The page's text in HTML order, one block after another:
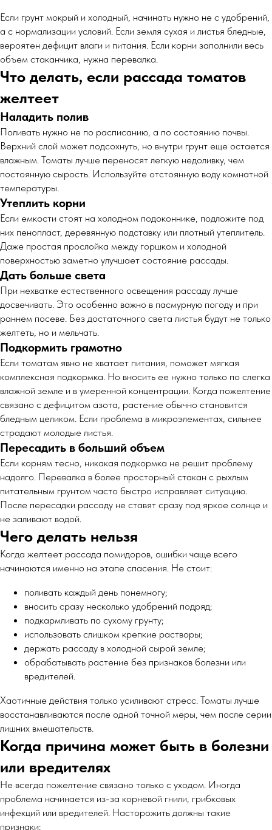
Если грунт мокрый и холодный, начинать нужно не с удобрений,
а с нормализации условий. Если земля сухая и листья бледные,
вероятен дефицит влаги и питания. Если корни заполнили весь
объем стаканчика, нужна перевалка.
Что делать, если рассада томатов
желтеет
Наладить полив
Поливать нужно не по расписанию, а по состоянию почвы.
Верхний слой может подсохнуть, но внутри грунт еще остается
влажным. Томаты лучше переносят легкую недоливку, чем
постоянную сырость. Используйте отстоянную воду комнатной
температуры.
Утеплить корни
Если емкости стоят на холодном подоконнике, подложите под
них пенопласт, деревянную подставку или плотный утеплитель.
Даже простая прослойка между горшком и холодной
поверхностью заметно улучшает состояние рассады.
Дать больше света
При нехватке естественного освещения рассаду лучше
досвечивать. Это особенно важно в пасмурную погоду и при
раннем посеве. Без достаточного света листья будут не только
желтеть, но и мельчать.
Подкормить грамотно
Если томатам явно не хватает питания, поможет мягкая
комплексная подкормка. Но вносить ее нужно только по слегка
влажной земле и в умеренной концентрации. Когда пожелтение
связано с дефицитом азота, растение обычно становится
бледным целиком. Если проблема в микроэлементах, сильнее
страдают молодые листья.
Пересадить в больший объем
Если корням тесно, никакая подкормка не решит проблему
надолго. Перевалка в более просторный стакан с рыхлым
питательным грунтом часто быстро исправляет ситуацию.
После пересадки рассаду не ставят сразу под яркое солнце и
не заливают водой.
Чего делать нельзя
Когда желтеет рассада помидоров, ошибки чаще всего
начинаются именно на этапе спасения. Не стоит:
поливать каждый день понемногу;
вносить сразу несколько удобрений подряд;
подкармливать по сухому грунту;
использовать слишком крепкие растворы;
держать рассаду в холодной сырой земле;
обрабатывать растение без признаков болезни или
вредителей.
Хаотичные действия только усиливают стресс. Томаты лучше
восстанавливаются после одной точной меры, чем после серии
лишних вмешательств.
Когда причина может быть в болезни
или вредителях
Не всегда пожелтение связано только с уходом. Иногда
проблема начинается из-за корневой гнили, грибковых
инфекций или вредителей. Насторожить должны такие
признаки: